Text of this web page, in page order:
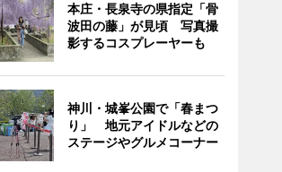
本庄・長泉寺の県指定「骨
波田の藤」が見頃 写真撮
影するコスプレーヤーも
神川・城峯公園で「春まつ
り」 地元アイドルなどの
ステージやグルメコーナー